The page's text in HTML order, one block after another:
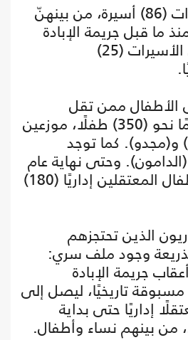
◼ يبلغ عدد الأسيرات (86) أسيرة، من بينهنّ
ما قبل جريمة الإبادة
الجماعية، ومن بين الأسيرات (25)
الأطفال ممن تقل
أعمارهم عن 18 عامًا نحو (350) طفلًا، موزعين
كما توجد
وحتى نهاية عام
2025 بلغ عدد الأطفال المعتقلين إداريًا (180)
الذين تحتجزهم
وجود ملف سري:
جريمة الإبادة
مسبوقة تاريخيًا، ليصل إلى
(3532) معتقلًا إداريًا حتى بداية